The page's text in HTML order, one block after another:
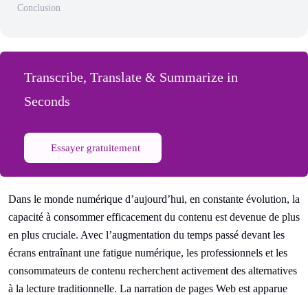
Conclusion
Transcribe, Translate & Summarize in
Seconds
Essayer gratuitement
Dans le monde numérique d’aujourd’hui, en constante évolution, la
capacité à consommer efficacement du contenu est devenue de plus
en plus cruciale. Avec l’augmentation du temps passé devant les
écrans entraînant une fatigue numérique, les professionnels et les
consommateurs de contenu recherchent activement des alternatives
à la lecture traditionnelle. La narration de pages Web est apparue